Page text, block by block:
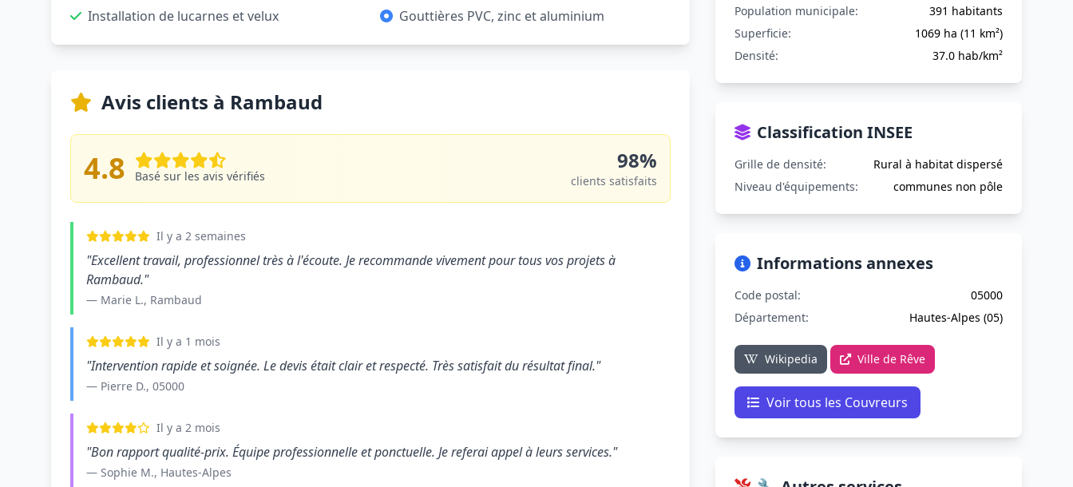
Installation de lucarnes et velux
Gouttières PVC, zinc et aluminium
Avis clients à Rambaud
4.8 Basé sur les avis vérifiés
98%
clients satisfaits
Il y a 2 semaines
"Excellent travail, professionnel très à l'écoute. Je recommande vivement pour tous vos projets à
Rambaud."
— Marie L., Rambaud
Il y a 1 mois
"Intervention rapide et soignée. Le devis était clair et respecté. Très satisfait du résultat final."
— Pierre D., 05000
Il y a 2 mois
"Bon rapport qualité-prix. Équipe professionnelle et ponctuelle. Je referai appel à leurs services."
— Sophie M., Hautes-Alpes
Population municipale:
391 habitants
Superficie:
1069 ha (11 km²)
Densité:
37.0 hab/km²
Classification INSEE
Grille de densité:
Rural à habitat dispersé
Niveau d'équipements:
communes non pôle
Informations annexes
Code postal:
05000
Département:
Hautes-Alpes (05)
Wikipedia Ville de Rêve
Voir tous les Couvreurs